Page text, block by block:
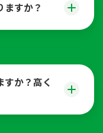
すか？
か？高く